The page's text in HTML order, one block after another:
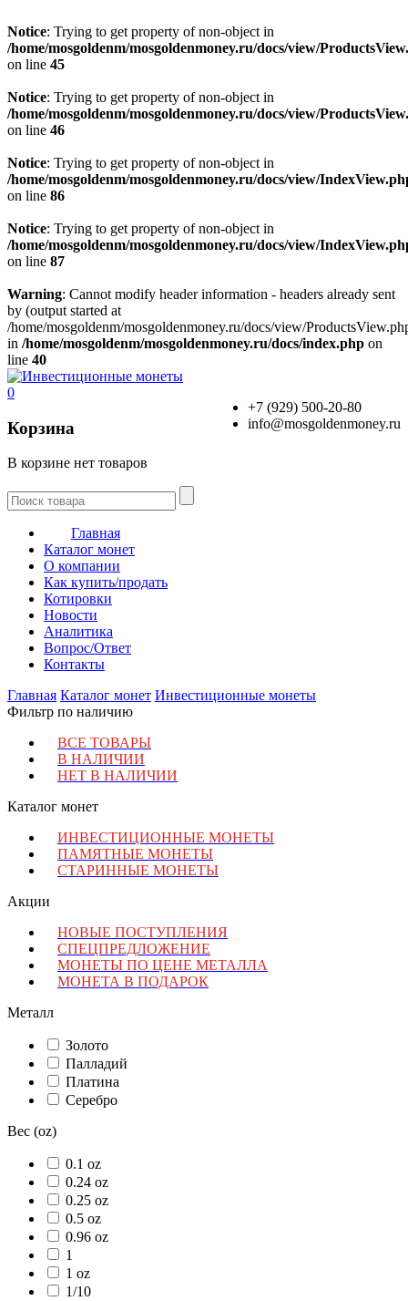
Notice: Trying to get property of non-object in
/home/mosgoldenm/mosgoldenmoney.ru/docs/view/
on line 45
Notice: Trying to get property of non-object in
/home/mosgoldenm/mosgoldenmoney.ru/docs/view/
on line 46
Notice: Trying to get property of non-object in
/home/mosgoldenm/mosgoldenmoney.ru/docs/view/
on line 86
Notice: Trying to get property of non-object in
/home/mosgoldenm/mosgoldenmoney.ru/docs/view/
on line 87
Warning: Cannot modify header information - headers already sent
by (output started at
/home/mosgoldenm/mosgoldenmoney.ru/docs/view/
in /home/mosgoldenm/mosgoldenmoney.ru/docs/index.php on
line 40
+7 (929) 500-20-80
info@mosgoldenmoney.ru
0
Корзина
В корзине нет товаров
Главная
Каталог монет
О компании
Как купить/продать
Котировки
Новости
Аналитика
Вопрос/Ответ
Контакты
Главная Каталог монет Инвестиционные монеты
Фильтр по наличию
ВСЕ ТОВАРЫ
В НАЛИЧИИ
НЕТ В НАЛИЧИИ
Каталог монет
ИНВЕСТИЦИОННЫЕ МОНЕТЫ
ПАМЯТНЫЕ МОНЕТЫ
СТАРИННЫЕ МОНЕТЫ
Акции
НОВЫЕ ПОСТУПЛЕНИЯ
СПЕЦПРЕДЛОЖЕНИЕ
МОНЕТЫ ПО ЦЕНЕ МЕТАЛЛА
МОНЕТА В ПОДАРОК
Металл
Золото
Палладий
Платина
Серебро
Вес (oz)
0.1 oz
0.24 oz
0.25 oz
0.5 oz
0.96 oz
1
1 oz
1/10